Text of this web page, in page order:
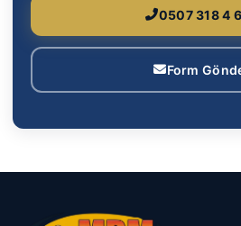
0507 318 4
Form